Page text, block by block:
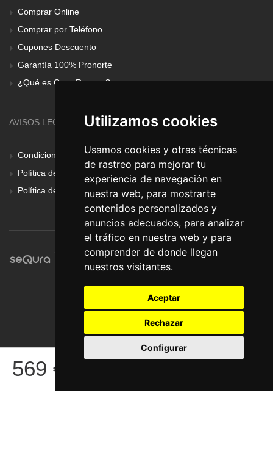
Utilizamos cookies
Usamos cookies y otras técnicas
de rastreo para mejorar tu
experiencia de navegación en
nuestra web, para mostrarte
contenidos personalizados y
anuncios adecuados, para analizar
el tráfico en nuestra web y para
comprender de donde llegan
nuestros visitantes.
Aceptar
Rechazar
Configurar
569 €
Comprar Online
Comprar por Teléfono
Cupones Descuento
Garantía 100% Pronorte
¿Qué es Gear Renove?
AVISOS LEGALES
Condiciones Generales
Política de Cookies
Política de Privacidad
© Pronorte Sonido SL. Todos los derechos reservados.